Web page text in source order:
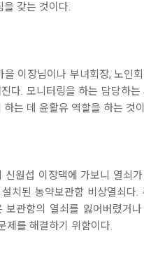
을 갖는 것이다.
을 이장님이나 부녀회장, 노인
다. 모니터링을 하는 담당하
하는 데 윤활유 역할을 하는 것
신원섭 이장댁에 가보니 열쇠
치된 농약보관함 비상열쇠다.
보관함의 열쇠를 잃어버렸거
제를 해결하기 위함이다.